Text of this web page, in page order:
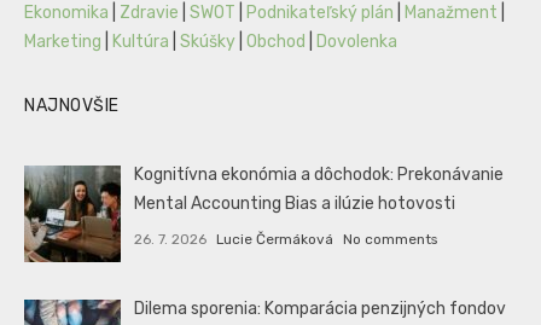
Ekonomika
Zdravie SWOT Podnikateľský plán Manažment
Marketing
Kultúra Skúšky Obchod Dovolenka
NAJNOVŠIE
Kognitívna ekonómia a dôchodok: Prekonávanie
Mental Accounting Bias a ilúzie hotovosti
26. 7. 2026 Lucie Čermáková No comments
Dilema sporenia: Komparácia penzijných fondov